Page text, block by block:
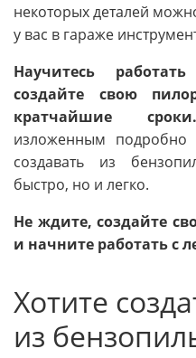
некоторых деталей
у вас в гараже
Научитесь
создайте свою
кратчайшие
изложенным подробно
создавать из
быстро, но и легко.
Не ждите, создайте
и начните работать с
Хотите
из